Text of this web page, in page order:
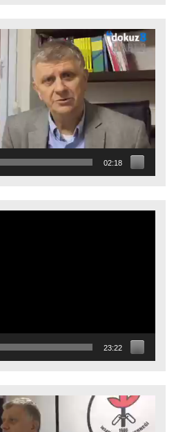
02:18
23:22